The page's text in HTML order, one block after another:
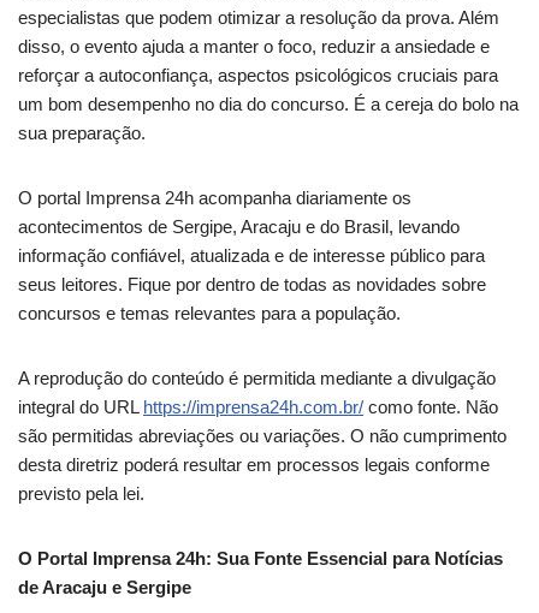
especialistas que podem otimizar a resolução da prova. Além
disso, o evento ajuda a manter o foco, reduzir a ansiedade e
reforçar a autoconfiança, aspectos psicológicos cruciais para
um bom desempenho no dia do concurso. É a cereja do bolo na
sua preparação.
O portal Imprensa 24h acompanha diariamente os
acontecimentos de Sergipe, Aracaju e do Brasil, levando
informação confiável, atualizada e de interesse público para
seus leitores. Fique por dentro de todas as novidades sobre
concursos e temas relevantes para a população.
A reprodução do conteúdo é permitida mediante a divulgação
integral do URL https://imprensa24h.com.br/ como fonte. Não
são permitidas abreviações ou variações. O não cumprimento
desta diretriz poderá resultar em processos legais conforme
previsto pela lei.
O Portal Imprensa 24h: Sua Fonte Essencial para Notícias
de Aracaju e Sergipe